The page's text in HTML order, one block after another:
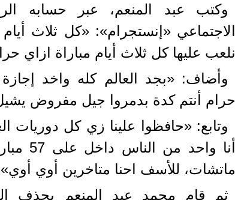
وكتب عبد المنعم، عبر حسابه
الاجتماعي «إنستجرام»: «كل ثلاث
نلعب عليها كل ثلاث أيام مباراة ازاي
وأضاف: «بجد العالم كله واخد
حرام أنتم كدة بدمروا جيل مفروض
وتابع: «حافظوا علينا زي كل دوريات
ماتشات، للأسف احنا متاخرين أوي
ثم قام محمد عبد المنعم بحذف